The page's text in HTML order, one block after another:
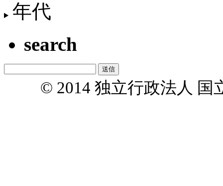
年代
search
© 2014 独立行政法人 国